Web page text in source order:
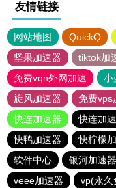
友情链接
网站地图 QuickQ
坚果加速器
tiktok加
免费vqn外网加速
小
旋风加速器
免费vps
快连加速器
快连加
快鸭加速器
快柠檬
软件中心
银河加速器
veee加速器
vp(永久